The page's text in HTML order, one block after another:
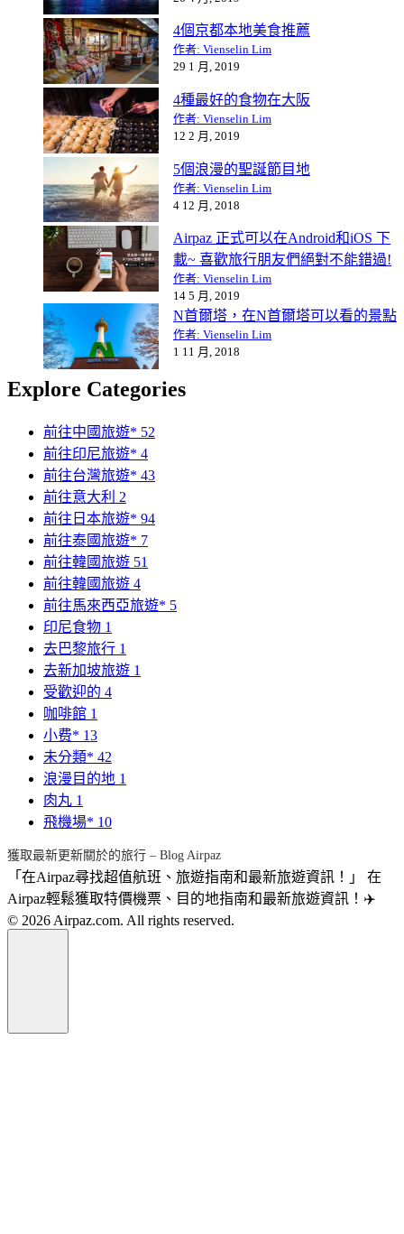
4個京都本地美食推薦
作者: Vienselin Lim
29 1 月, 2019
4種最好的食物在大阪
作者: Vienselin Lim
12 2 月, 2019
5個浪漫的聖誕節目地
作者: Vienselin Lim
4 12 月, 2018
Airpaz 正式可以在Android和iOS 下
載~ 喜歡旅行朋友們絕對不能錯過!
作者: Vienselin Lim
14 5 月, 2019
N首爾塔，在N首爾塔可以看的景點
作者: Vienselin Lim
1 11 月, 2018
Explore Categories
前往中國旅遊* 52
前往印尼旅遊* 4
前往台灣旅遊* 43
前往意大利 2
前往日本旅遊* 94
前往泰國旅遊* 7
前往韓國旅遊 51
前往韓國旅遊 4
前往馬來西亞旅遊* 5
印尼食物 1
去巴黎旅行 1
去新加坡旅遊 1
受歡迎的 4
咖啡館 1
小费* 13
未分類* 42
浪漫目的地 1
肉丸 1
飛機場* 10
獲取最新更新關於的旅行 – Blog Airpaz
「在Airpaz尋找超值航班、旅遊指南和最新旅遊資訊！」 在
Airpaz輕鬆獲取特價機票、目的地指南和最新旅遊資訊！✈️
© 2026 Airpaz.com. All rights reserved.